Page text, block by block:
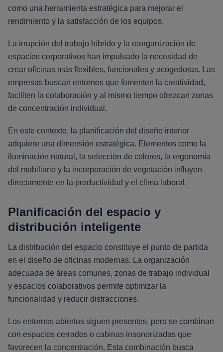
como una herramienta estratégica para mejorar el
rendimiento y la satisfacción de los equipos.
La irrupción del trabajo híbrido y la reorganización de
espacios corporativos han impulsado la necesidad de
crear oficinas más flexibles, funcionales y acogedoras. Las
empresas buscan entornos que fomenten la creatividad,
faciliten la colaboración y al mismo tiempo ofrezcan zonas
de concentración individual.
En este contexto, la planificación del diseño interior
adquiere una dimensión estratégica. Elementos como la
iluminación natural, la selección de colores, la ergonomía
del mobiliario y la incorporación de vegetación influyen
directamente en la productividad y el clima laboral.
Planificación del espacio y
distribución inteligente
La distribución del espacio constituye el punto de partida
en el diseño de oficinas modernas. La organización
adecuada de áreas comunes, zonas de trabajo individual
y espacios colaborativos permite optimizar la
funcionalidad y reducir distracciones.
Los entornos abiertos siguen presentes, pero se combinan
con espacios cerrados o cabinas insonorizadas que
favorecen la concentración. Esta combinación busca